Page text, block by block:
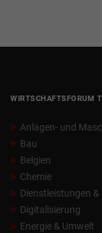
WIRTSCHAFTSFORUM
Anlagen- und
Bau
Belgien
Chemie
Dienstleistungen
Digitalisierung
Energie & Umwelt